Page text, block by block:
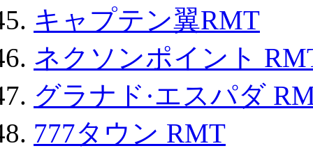
キャプテン翼RMT
ネクソンポイント
グラナド·エスパダ
777タウン RMT